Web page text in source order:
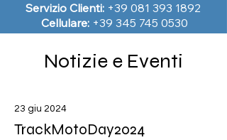
Servizio Clienti: +39 081 393 1892
Cellulare: +39 345 745 0530
Notizie e Eventi
23 giu 2024
TrackMotoDay2024